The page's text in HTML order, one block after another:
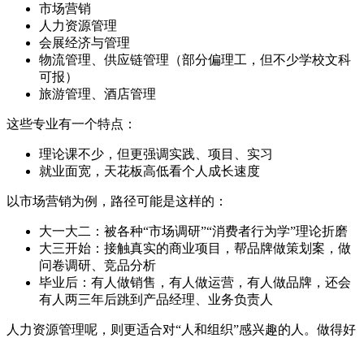
市场营销
人力资源管理
会展经济与管理
物流管理、供应链管理（部分偏理工，但不少学校文科
可报）
旅游管理、酒店管理
这些专业有一个特点：
理论课不少，但更强调实践、项目、实习
就业面宽，天花板高低看个人成长速度
以市场营销为例，路径可能是这样的：
大一大二：被各种“市场调研”“消费者行为学”理论折磨
大三开始：接触真实的商业项目，帮品牌做策划案，做
问卷调研、竞品分析
毕业后：有人做销售，有人做运营，有人做品牌，还会
有人两三年后跳到产品经理、业务负责人
人力资源管理呢，则更适合对“人和组织”感兴趣的人。做得好